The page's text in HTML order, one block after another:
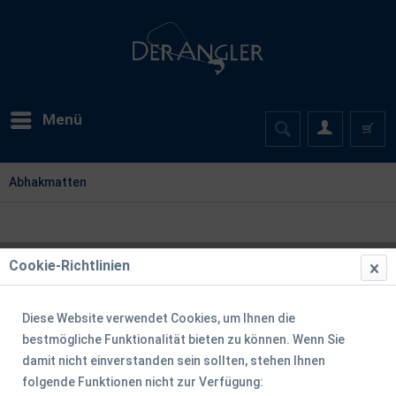
Menü
Abhakmatten
Cookie-Richtlinien
Diese Website verwendet Cookies, um Ihnen die
bestmögliche Funktionalität bieten zu können. Wenn Sie
damit nicht einverstanden sein sollten, stehen Ihnen
folgende Funktionen nicht zur Verfügung: